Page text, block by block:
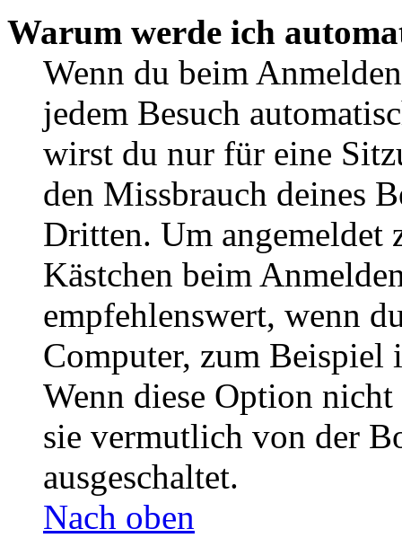
Warum werde ich
Wenn du beim
jedem Besuch
wirst du nur für eine
den Missbrauch deines
Dritten. Um angemeldet
Kästchen beim
empfehlenswert, wenn
Computer, zum Beispiel
Wenn diese Option
sie vermutlich von der
ausgeschaltet.
Nach oben